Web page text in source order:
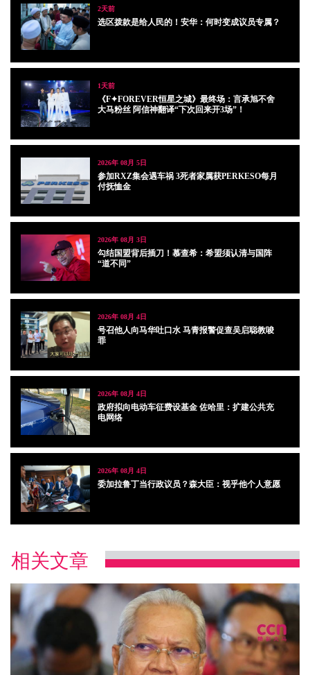
2天前
选区拨款是给人民的！安华：何时变成议员专属？
1天前
《F✦FOREVER恒星之城》最终场：言承旭不舍
大马粉丝 阿信神翻译“下次回来开3场”！
2026年 08月 5日
参加RXZ集会遇车祸 3死者家属获PERKESO每月
付抚恤金
2026年 08月 3日
勾结国盟背后插刀！慕查希：希盟须认清与国阵
“道不同”
2026年 08月 4日
号召他人向马华吐口水 马青报警促查吴启聪教唆
罪
2026年 08月 4日
政府拟向电动车征费设基金 佐哈里：扩建公共充
电网络
2026年 08月 4日
委加拉鲁丁当行政议员？森大臣：视乎他个人意愿
相关文章